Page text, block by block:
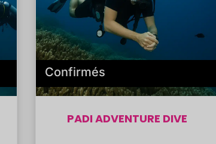
Confirmés
PADI ADVENTURE DIVE